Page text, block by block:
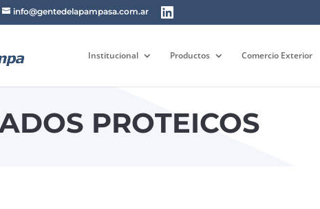
info@gentedelapampasa.com.ar
Institucional Productos Comercio Exterior
PROTEICOS